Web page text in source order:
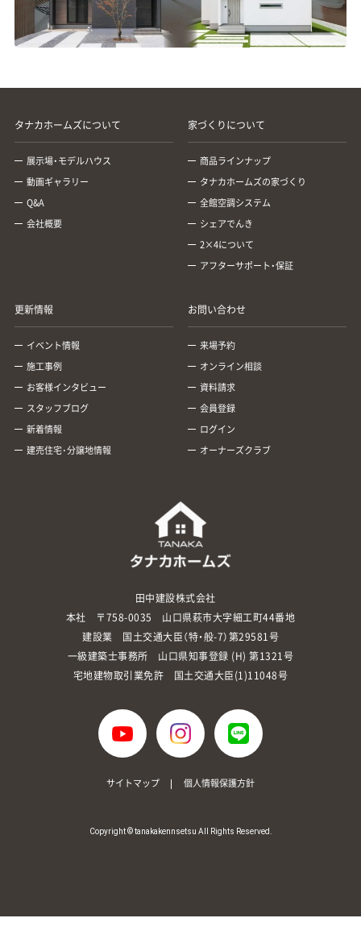
タナカホームズについて
展示場・モデルハウス
動画ギャラリー
Q&A
会社概要
家づくりについて
商品ラインナップ
タナカホームズの家づくり
全館空調システム
シェアでんき
2×4について
アフターサポート・保証
更新情報
イベント情報
施工事例
お客様インタビュー
スタッフブログ
新着情報
建売住宅･分譲地情報
お問い合わせ
来場予約
オンライン相談
資料請求
会員登録
ログイン
オーナーズクラブ
田中建設株式会社
本社 〒758-0035 山口県萩市大字細工町44番地
建設業 国土交通大臣（特・般-7）第29581号
一級建築士事務所 山口県知事登録 (H) 第1321号
宅地建物取引業免許 国土交通大臣(1)11048号
サイトマップ 個人情報保護方針
Copyright © tanakakennsetsu All Rights Reserved.